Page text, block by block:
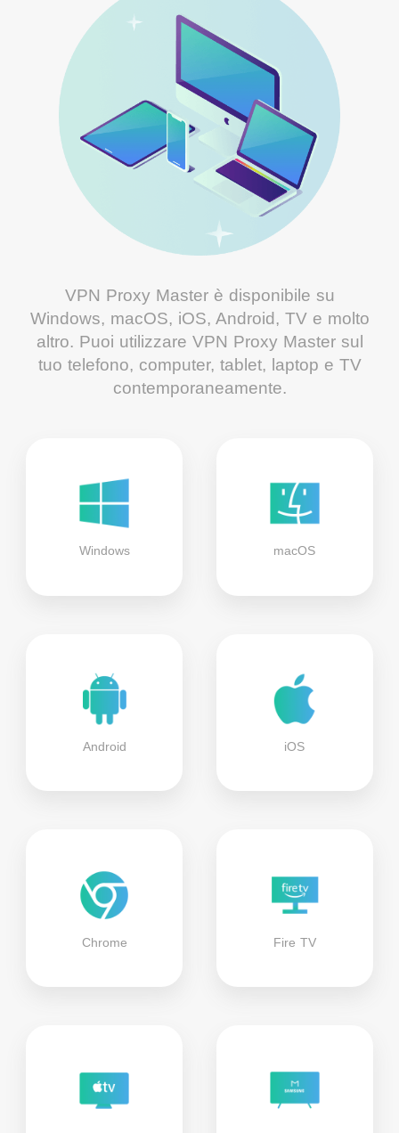
VPN Proxy Master è disponibile su
Windows, macOS, iOS, Android, TV e molto
altro. Puoi utilizzare VPN Proxy Master sul
tuo telefono, computer, tablet, laptop e TV
contemporaneamente.
Windows macOS
Android iOS
Chrome Fire TV